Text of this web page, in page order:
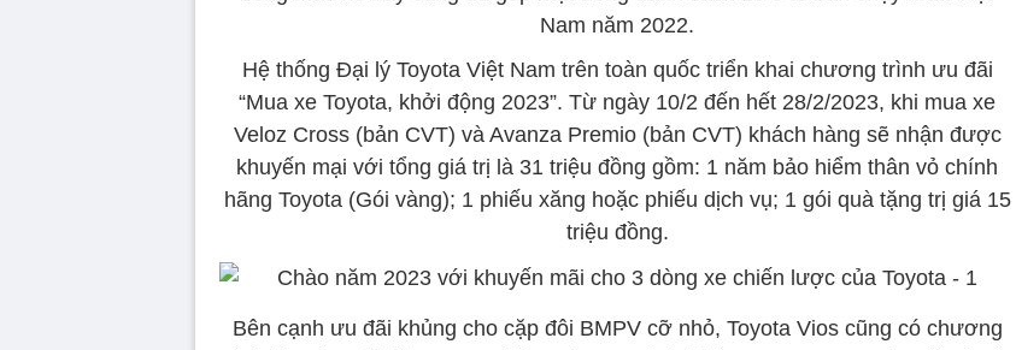
Nam năm 2022.
Hệ thống Đại lý Toyota Việt Nam trên toàn quốc triển khai chương trình ưu đãi
“Mua xe Toyota, khởi động 2023”. Từ ngày 10/2 đến hết 28/2/2023, khi mua xe
Veloz Cross (bản CVT) và Avanza Premio (bản CVT) khách hàng sẽ nhận được
khuyến mại với tổng giá trị là 31 triệu đồng gồm: 1 năm bảo hiểm thân vỏ chính
hãng Toyota (Gói vàng); 1 phiếu xăng hoặc phiếu dịch vụ; 1 gói quà tặng trị giá 15
triệu đồng.
Bên cạnh ưu đãi khủng cho cặp đôi BMPV cỡ nhỏ, Toyota Vios cũng có chương